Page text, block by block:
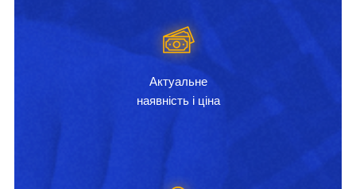
Актуальне
наявність і ціна